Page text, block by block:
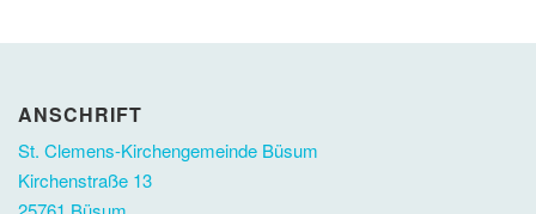
ANSCHRIFT
St. Clemens-Kirchengemeinde Büsum
Kirchenstraße 13